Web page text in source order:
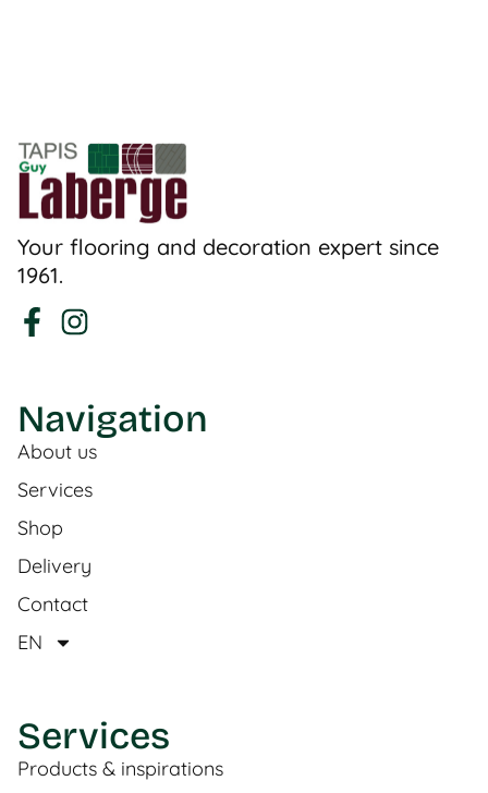
Your flooring and decoration expert since
1961.
Navigation
About us
Services
Shop
Delivery
Contact
EN
Services
Products & inspirations